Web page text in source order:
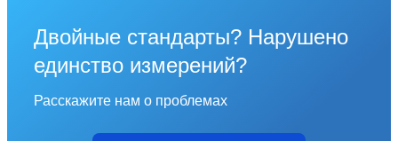
Двойные стандарты? Нарушено
единство измерений?
Расскажите нам о проблемах